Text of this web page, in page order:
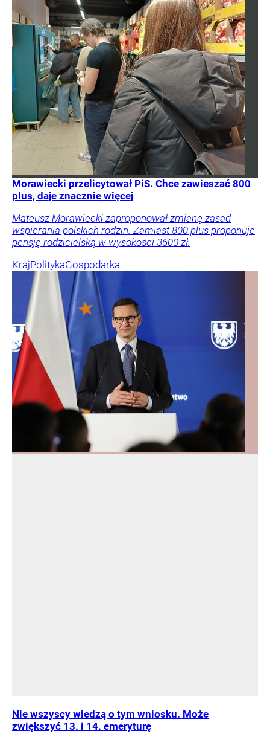
Morawiecki przelicytował PiS. Chce zawieszać 800
plus, daje znacznie więcej
Mateusz Morawiecki zaproponował zmianę zasad
wspierania polskich rodzin. Zamiast 800 plus proponuje
pensję rodzicielską w wysokości 3600 zł.
KrajPolitykaGospodarka
Nie wszyscy wiedzą o tym wniosku. Może
zwiększyć 13. i 14. emeryturę